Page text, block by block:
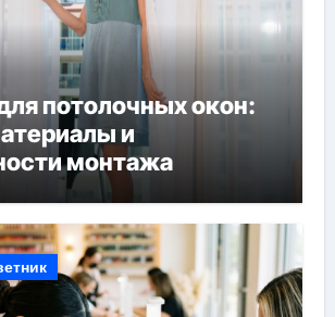
потолочных окон:
и
монтажа